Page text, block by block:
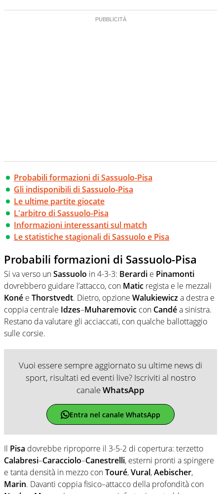
Probabili formazioni di Sassuolo-Pisa
Gli indisponibili di Sassuolo-Pisa
Le ultime partite giocate
L'arbitro di Sassuolo-Pisa
Informazioni interessanti sul match
Le statistiche stagionali di Sassuolo e Pisa
Probabili formazioni di Sassuolo-Pisa
Si va verso unSassuolo in 4-3-3: Berardi e Pinamonti
dovrebbero guidare l’attacco, con Matic regista e le mezzali
Koné e Thorstvedt. Dietro, opzione Walukiewicza destra e
coppia centrale Idzes–Muharemovic con Candéa sinistra.
Restano da valutare gli acciaccati, con qualche ballottaggio
sulle corsie.
Vuoi essere sempre aggiornato su ultime news di
sport, risultati ed eventi live? Iscriviti al nostro
canaleWhatsApp
Entra nel canale WhatsApp
Il Pisa dovrebbe riproporre il 3-5-2 di copertura: terzetto
Calabresi–Caracciolo–Canestrelli, esterni pronti a spingere
e tanta densità in mezzo conTouré,Vural,Aebischer,
Marin. Davanti coppia fisico–attacco della profondità con